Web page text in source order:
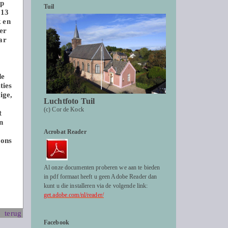
en
terug
Tuil
Luchtfoto Tuil
(c) Cor de Kock
Acrobat Reader
Al onze documenten proberen we aan te bieden
in pdf formaat heeft u geen Adobe Reader dan
kunt u die installeren via de volgende link:
get.adobe.com/nl/reader/
Facebook